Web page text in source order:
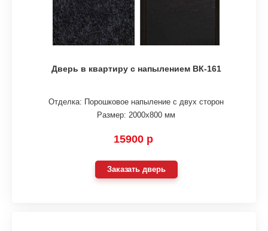
Дверь в квартиру с напылением ВК-161
Отделка: Порошковое напыление с двух сторон
Размер: 2000х800 мм
15900 р
Заказать дверь